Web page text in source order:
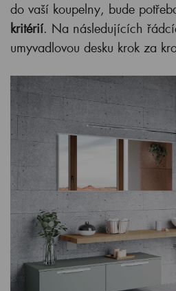
do vaší koupelny, bude
kritérií. Na následujících
umyvadlovou desku krok za